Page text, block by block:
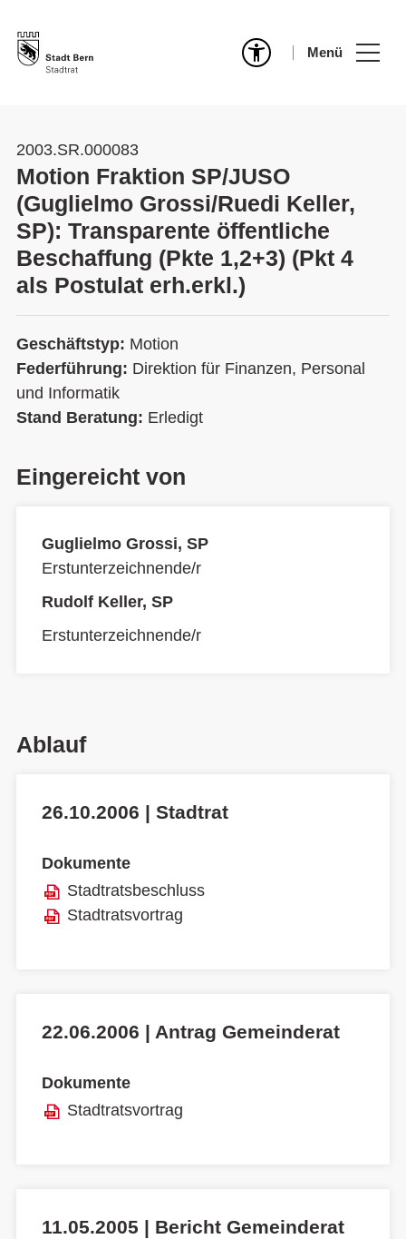
Menü
2003.SR.000083
Motion Fraktion SP/JUSO
(Guglielmo Grossi/Ruedi Keller,
SP): Transparente öffentliche
Beschaffung (Pkte 1,2+3) (Pkt 4
als Postulat erh.erkl.)
Geschäftstyp: Motion
Federführung: Direktion für Finanzen, Personal
und Informatik
Stand Beratung: Erledigt
Eingereicht von
Guglielmo Grossi, SP
Erstunterzeichnende/r
Rudolf Keller, SP
Erstunterzeichnende/r
Ablauf
26.10.2006 | Stadtrat
Dokumente
Stadtratsbeschluss
Stadtratsvortrag
22.06.2006 | Antrag Gemeinderat
Dokumente
Stadtratsvortrag
11.05.2005 | Bericht Gemeinderat